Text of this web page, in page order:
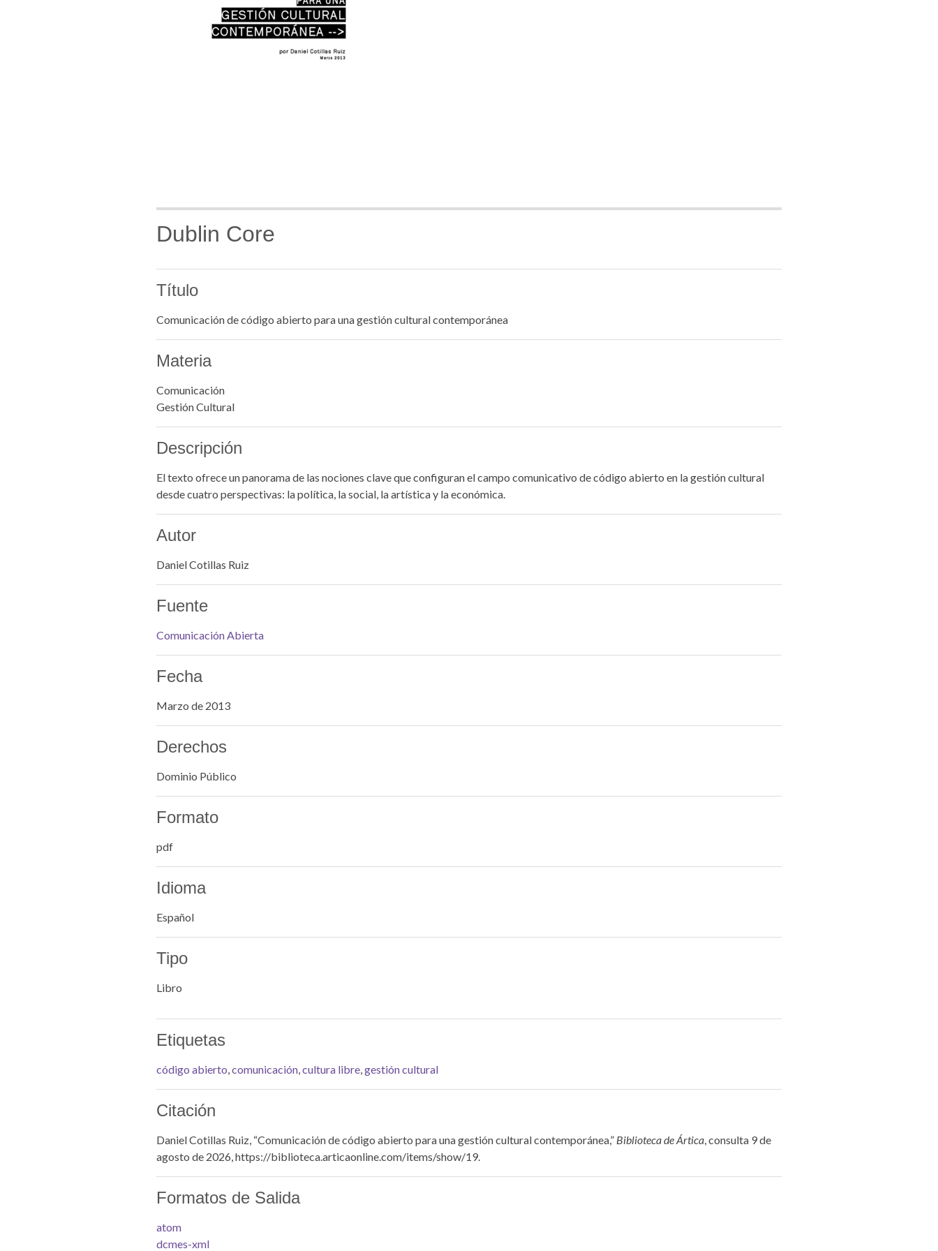
Dublin Core
Título
Comunicación de código abierto para una gestión cultural contemporánea
Materia
Comunicación
Gestión Cultural
Descripción
El texto ofrece un panorama de las nociones clave que configuran el campo comunicativo de código abierto en la gestión cultural
desde cuatro perspectivas: la política, la social, la artística y la económica.
Autor
Daniel Cotillas Ruiz
Fuente
Comunicación Abierta
Fecha
Marzo de 2013
Derechos
Dominio Público
Formato
pdf
Idioma
Español
Tipo
Libro
Etiquetas
código abierto,comunicación,cultura libre,gestión cultural
Citación
Daniel Cotillas Ruiz, “Comunicación de código abierto para una gestión cultural contemporánea,” Biblioteca de Ártica, consulta 9 de
agosto de 2026,https://biblioteca.articaonline.com/items/show/19.
Formatos de Salida
atom
dcmes-xml